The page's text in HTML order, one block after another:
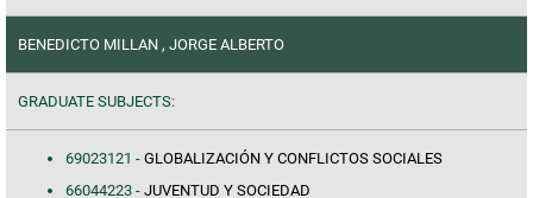
BENEDICTO MILLAN , JORGE ALBERTO
GRADUATE SUBJECTS:
69023121 - GLOBALIZACIÓN Y CONFLICTOS SOCIALES
66044223 - JUVENTUD Y SOCIEDAD